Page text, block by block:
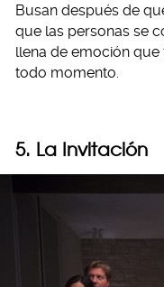
Busan después de
que las personas se
llena de emoción que
todo momento.
5. La Invitación